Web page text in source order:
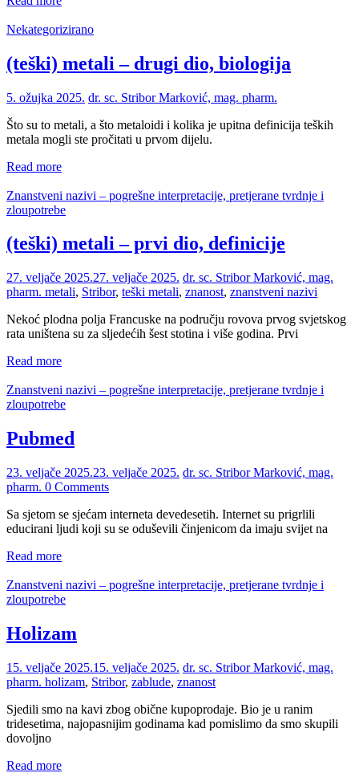
Nekategorizirano
(teški) metali – drugi dio, biologija
5. ožujka 2025. dr. sc. Stribor Marković, mag. pharm.
Što su to metali, a što metaloidi i kolika je upitna definicija teških
metala mogli ste pročitati u prvom dijelu.
Read more
Znanstveni nazivi – pogrešne interpretacije, pretjerane tvrdnje i
zloupotrebe
(teški) metali – prvi dio, definicije
27. veljače 2025.27. veljače 2025. dr. sc. Stribor Marković, mag.
pharm. metali, Stribor, teški metali, znanost, znanstveni nazivi
Nekoć plodna polja Francuske na području rovova prvog svjetskog
rata uništena su za sljedećih šest stotina i više godina. Prvi
Read more
Znanstveni nazivi – pogrešne interpretacije, pretjerane tvrdnje i
zloupotrebe
Pubmed
23. veljače 2025.23. veljače 2025. dr. sc. Stribor Marković, mag.
pharm. 0 Comments
Sa sjetom se sjećam interneta devedesetih. Internet su prigrlili
educirani ljudi koji su se oduševili činjenicom da imaju svijet na
Read more
Znanstveni nazivi – pogrešne interpretacije, pretjerane tvrdnje i
zloupotrebe
Holizam
15. veljače 2025.15. veljače 2025. dr. sc. Stribor Marković, mag.
pharm. holizam, Stribor, zablude, znanost
Sjedili smo na kavi zbog obične kupoprodaje. Bio je u ranim
tridesetima, najopasnijim godinama kad pomislimo da smo skupili
dovoljno
Read more